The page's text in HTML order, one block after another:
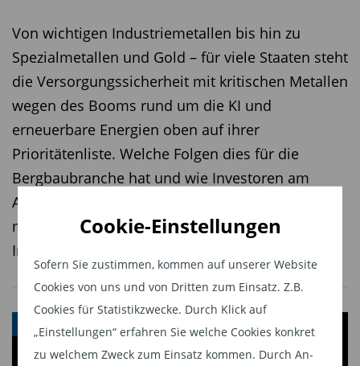
Cookie-Einstellungen
Sofern Sie zustimmen, kommen auf unserer Website
Cookies von uns und von Dritten zum Einsatz. Z.B.
Cookies für Statistikzwecke. Durch Klick auf
„Einstellungen“ erfahren Sie welche Cookies konkret
zu welchem Zweck zum Einsatz kommen. Durch An-
Von wichtigen Industriemetallen bis hin zu
Spezialmetallen und Gold – für viele Staaten steht
die Versorgungssicherheit mit kritischen Metallen
wegen des Booms rund um die KI und
erneuerbare Energien oben auf ihrer
Prioritätenliste. Welche Folgen dies für die
Bergbaubranche hat und wie Investoren am
Aufschwung partizipieren, analysiert die
mehrteilige Serie. Teil 1: Das strategische
Interesse an kritischen Metallen.